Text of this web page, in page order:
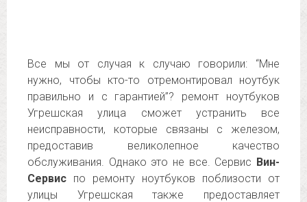
Все мы от случая к случаю говорили: “Мне
нужно, чтобы кто-то отремонтировал ноутбук
правильно и с гарантией”? ремонт ноутбуков
Угрешская улица сможет устранить все
неисправности, которые связаны с железом,
предоставив великолепное качество
обслуживания. Однако это не все. Сервис Вин-
Сервис по ремонту ноутбуков поблизости от
улицы Угрешская также предоставляет